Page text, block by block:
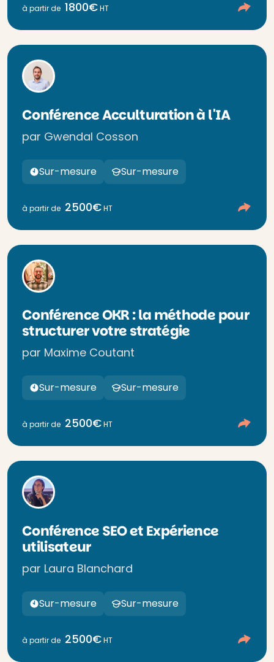
à partir de 1800€HT
Conférence Acculturation à l'IA
par Gwendal Cosson
Sur-mesure Sur-mesure
à partir de 2500€HT
Conférence OKR : la méthode pour
structurer votre stratégie
par Maxime Coutant
Sur-mesure Sur-mesure
à partir de 2500€HT
Conférence SEO et Expérience
utilisateur
par Laura Blanchard
Sur-mesure Sur-mesure
à partir de 2500€HT